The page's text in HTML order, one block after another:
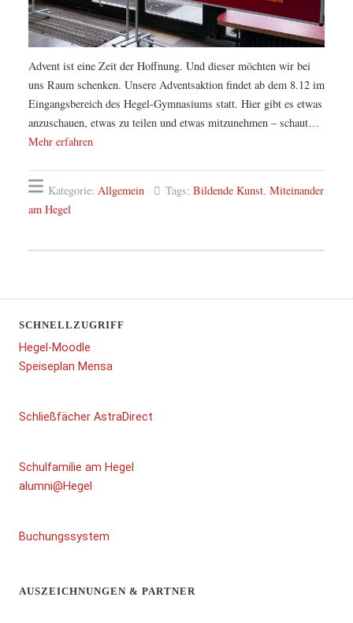
Advent ist eine Zeit der Hoffnung. Und dieser möchten wir bei
uns Raum schenken. Unsere Adventsaktion findet ab dem 8.12 im
Eingangsbereich des Hegel-Gymnasiums statt. Hier gibt es etwas
anzuschauen, etwas zu teilen und etwas mitzunehmen – schaut…
Mehr erfahren
Kategorie: Allgemein Tags: Bildende Kunst, Miteinander
am Hegel
SCHNELLZUGRIFF
Hegel-Moodle
Speiseplan Mensa
Schließfächer AstraDirect
Schulfamilie am Hegel
alumni@Hegel
Buchungssystem
AUSZEICHNUNGEN & PARTNER